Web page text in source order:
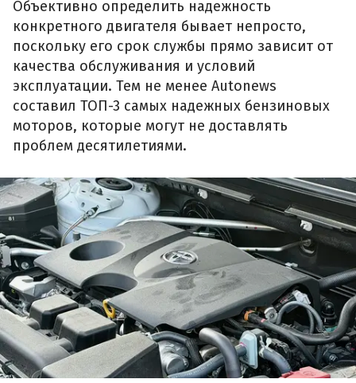
Объективно определить надежность
конкретного двигателя бывает непросто,
поскольку его срок службы прямо зависит от
качества обслуживания и условий
эксплуатации. Тем не менее Autonews
составил ТОП-3 самых надежных бензиновых
моторов, которые могут не доставлять
проблем десятилетиями.